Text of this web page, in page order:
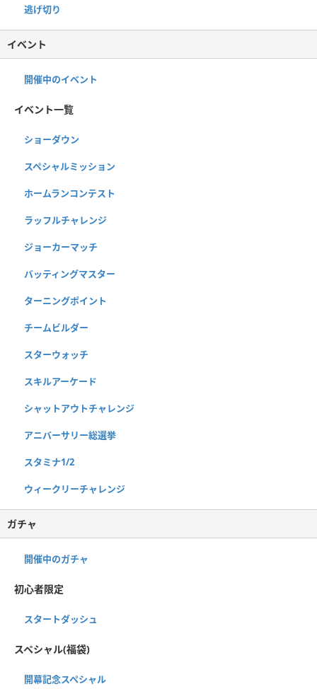
逃げ切り
イベント
開催中のイベント
イベント一覧
ショーダウン
スペシャルミッション
ホームランコンテスト
ラッフルチャレンジ
ジョーカーマッチ
バッティングマスター
ターニングポイント
チームビルダー
スターウォッチ
スキルアーケード
シャットアウトチャレンジ
アニバーサリー総選挙
スタミナ1/2
ウィークリーチャレンジ
ガチャ
開催中のガチャ
初心者限定
スタートダッシュ
スペシャル(福袋)
開幕記念スペシャル